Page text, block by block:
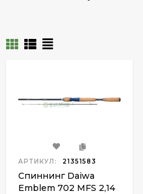
АРТИКУЛ: 21351583
Спиннинг Daiwa
Emblem 702 MFS 2,14